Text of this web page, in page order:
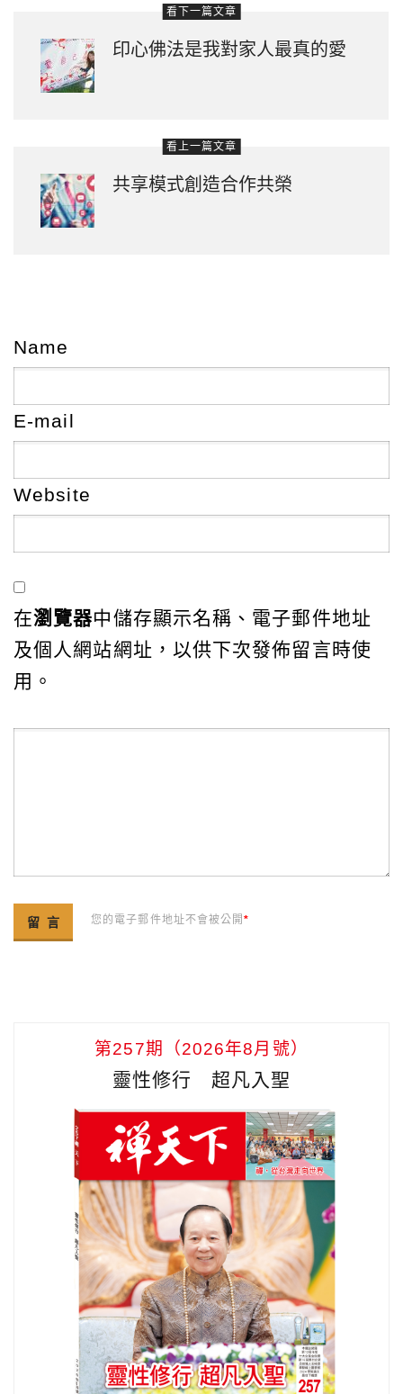
看下一篇文章
印心佛法是我對家人最真的愛
看上一篇文章
共享模式創造合作共榮
Name
E-mail
Website
在瀏覽器中儲存顯示名稱、電子郵件地址
及個人網站網址，以供下次發佈留言時使
用。
您的電子郵件地址不會被公開*
第257期（2026年8月號）
靈性修行 超凡入聖